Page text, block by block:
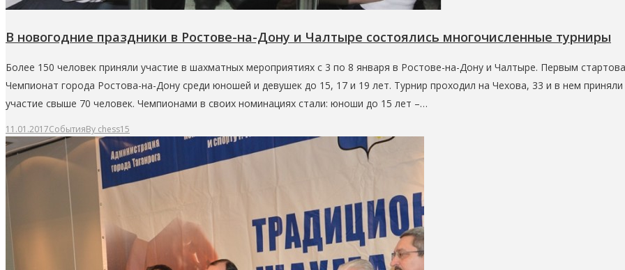
В новогодние праздники в Ростове-на-Дону и Чалтыре состоялись многочисленные турниры
Более 150 человек приняли участие в шахматных мероприятиях с 3 по 8 января в Ростове-на-Дону и Чалтыре. Первым
Чемпионат города Ростова-на-Дону среди юношей и девушек до 15, 17 и 19 лет. Турнир проходил на Чехова, 33 и в нем приняли
участие свыше 70 человек. Чемпионами в своих номинациях стали: юноши до 15 лет –…
11.01.2017СобытияBy chess15